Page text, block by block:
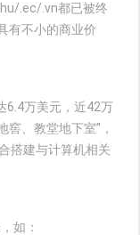
.ec/.vn都已被终
有不小的商业价
万美元，近42万
、教堂地下室”，
搭建与计算机相关
如：